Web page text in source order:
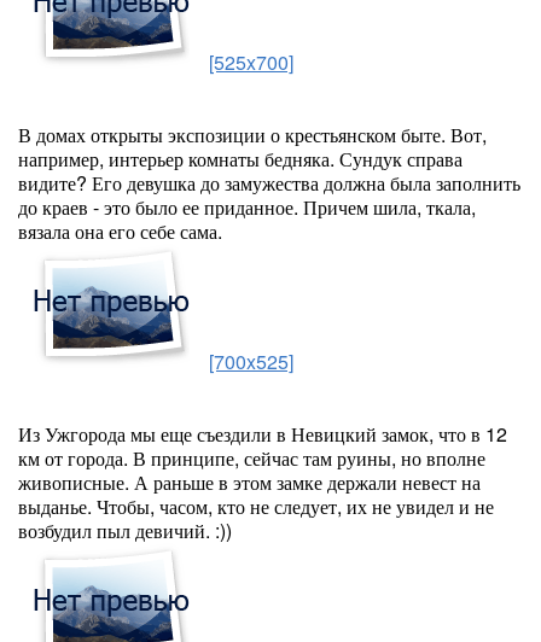
[525x700]
В домах открыты экспозиции о крестьянском быте. Вот,
например, интерьер комнаты бедняка. Сундук справа
видите? Его девушка до замужества должна была заполнить
до краев - это было ее приданное. Причем шила, ткала,
вязала она его себе сама.
[700x525]
Из Ужгорода мы еще съездили в Невицкий замок, что в 12
км от города. В принципе, сейчас там руины, но вполне
живописные. А раньше в этом замке держали невест на
выданье. Чтобы, часом, кто не следует, их не увидел и не
возбудил пыл девичий. :))